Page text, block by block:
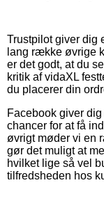
Trustpilot giver dig
lang række øvrige
er det godt, at du
kritik af vidaXL
du placerer din
Facebook giver
chancer for at få
øvrigt møder vi en
gør det muligt at
hvilket lige så vel
tilfredsheden hos